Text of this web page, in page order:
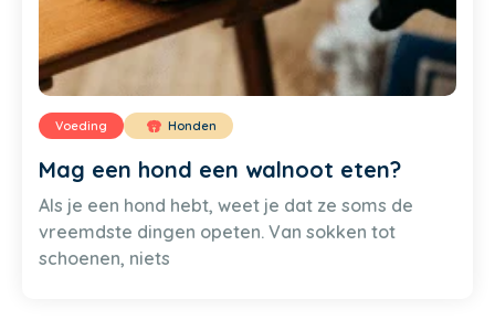
Voeding Honden
Mag een hond een walnoot eten?
Als je een hond hebt, weet je dat ze soms de
vreemdste dingen opeten. Van sokken tot
schoenen, niets